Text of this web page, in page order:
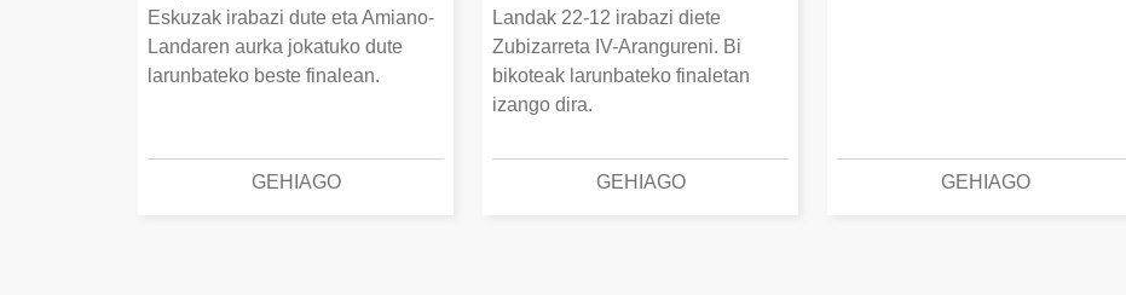
Eskuzak irabazi dute eta Amiano-
Landaren aurka jokatuko dute
larunbateko beste finalean.
GEHIAGO
Landak 22-12 irabazi diete
Zubizarreta IV-Arangureni. Bi
bikoteak larunbateko finaletan
izango dira.
GEHIAGO GEHIAGO